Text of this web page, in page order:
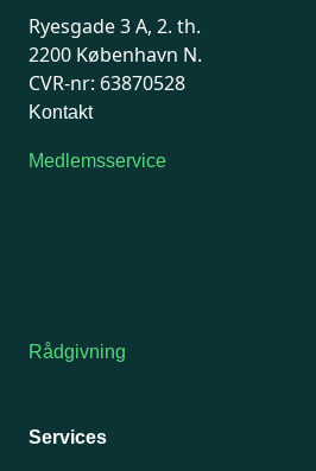
Ryesgade 3 A, 2. th.
2200 København N.
CVR-nr: 63870528
Kontakt
Medlemsservice
Rådgivning
Services